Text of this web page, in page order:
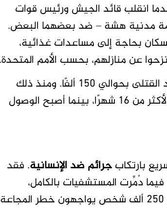
اندلعت الحرب في السودان في أبريل 2023 عندما انقلب قائد الجيش ورئيس قوات
مدنية هشة – ضد بعضهما البعض.
بحاجة إلى مساعدات غذائية،
في مايو 2024، قدّر المبعوث الأمريكي إلى السودان عدد القتلى بحوالي 150 ألفًا. ومنذ ذلك
الحين، لم تُصدر أي تقديرات موثوقة رغم استمرار القتال لأكثر من 16 شهرًا، بينما أصبح الوصول
بارتكابجرائم ضد الإنسانية. فقد
دُمِّرت المستشفيات بالكامل،
وتعرض متطوعون مجتمعيون للتعذيب والقتل. أكثر من 250 ألف شخص يواجهون خطر المجاعة